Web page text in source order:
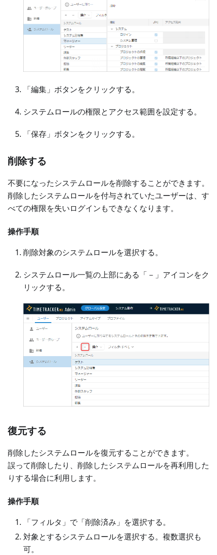
「編集」ボタンをクリックする。
システムロールの権限とアクセス範囲を設定する。
「保存」ボタンをクリックする。
削除する
不要になったシステムロールを削除することができます。
削除したシステムロールを付与されていたユーザーは、す
べての権限を失いログインもできなくなります。
操作手順
削除対象のシステムロールを選択する。
システムロール一覧の上部にある「－」アイコンをク
リックする。
復元する
削除したシステムロールを復元することができます。
誤って削除したり、削除したシステムロールを再利用した
りする場合に利用します。
操作手順
「フィルタ」で「削除済み」を選択する。
対象とするシステムロールを選択する。複数選択も
可。